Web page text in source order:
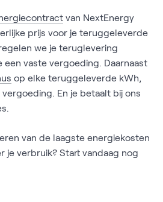
van NextEnergy
prijs voor je teruggeleverde
we je teruglevering
een vaste vergoeding. Daarnaast
op elke teruggeleverde kWh,
En je betaalt bij ons
van de laagste energiekosten
je verbruik? Start vandaag nog